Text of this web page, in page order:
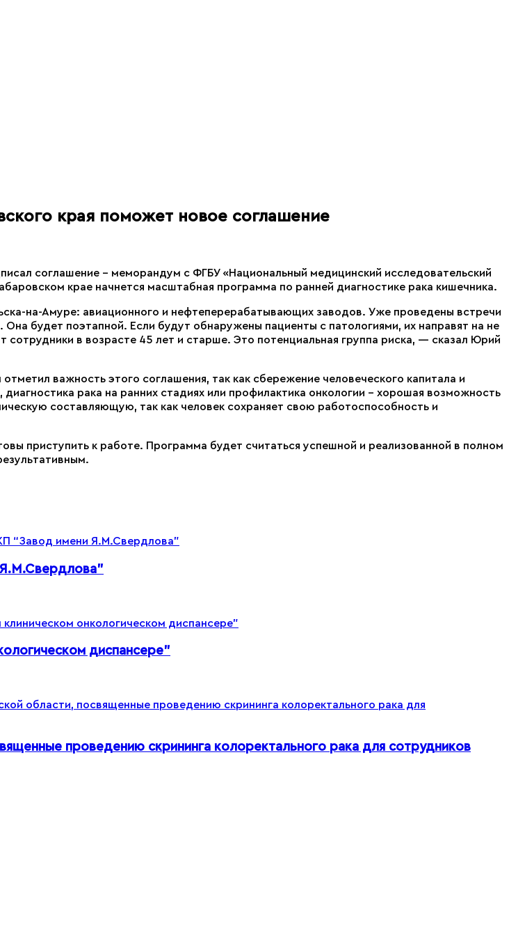
края поможет новое соглашение
соглашение – меморандум с ФГБУ «Национальный медицинский исследовательский
крае начнется масштабная программа по ранней диагностике рака кишечника.
на-Амуре: авиационного и нефтеперерабатывающих заводов. Уже проведены встречи
будет поэтапной. Если будут обнаружены пациенты с патологиями, их направят на не
в возрасте 45 лет и старше. Это потенциальная группа риска, — сказал Юрий
важность этого соглашения, так как сбережение человеческого капитала и
рака на ранних стадиях или профилактика онкологии – хорошая возможность
составляющую, так как человек сохраняет свою работоспособность и
приступить к работе. Программа будет считаться успешной и реализованной в полном
диспансере”
проведению скрининга колоректального рака для сотрудников